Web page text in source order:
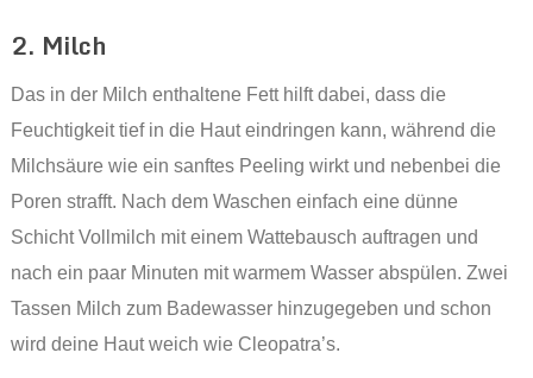
2. Milch
Das in der Milch enthaltene Fett hilft dabei, dass die
Feuchtigkeit tief in die Haut eindringen kann, während die
Milchsäure wie ein sanftes Peeling wirkt und nebenbei die
Poren strafft. Nach dem Waschen einfach eine dünne
Schicht Vollmilch mit einem Wattebausch auftragen und
nach ein paar Minuten mit warmem Wasser abspülen. Zwei
Tassen Milch zum Badewasser hinzugegeben und schon
wird deine Haut weich wie Cleopatra’s.